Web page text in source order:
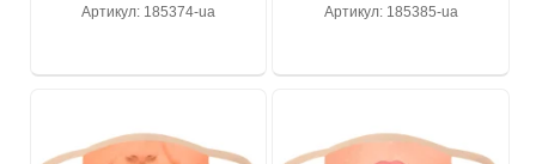
Артикул: 185374-ua Артикул: 185385-ua